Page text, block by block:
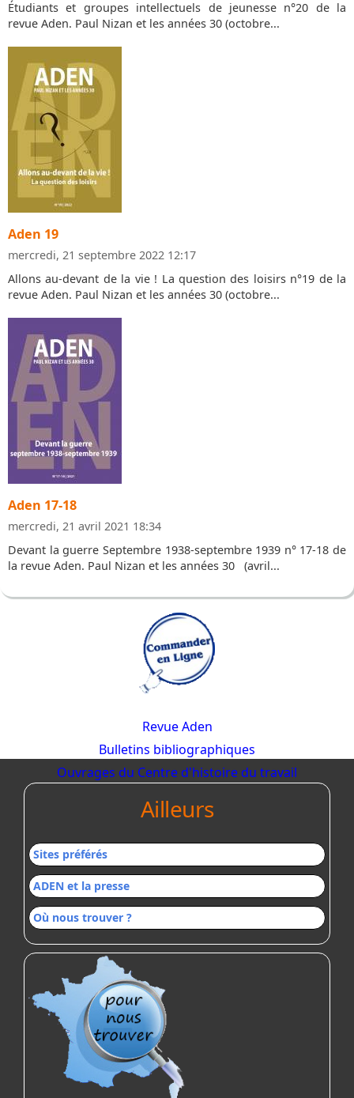
Étudiants et groupes intellectuels de jeunesse n°20 de la
revue Aden. Paul Nizan et les années 30 (octobre...
Aden 19
mercredi, 21 septembre 2022 12:17
Allons au-devant de la vie ! La question des loisirs n°19 de la
revue Aden. Paul Nizan et les années 30 (octobre...
Aden 17-18
mercredi, 21 avril 2021 18:34
Devant la guerre Septembre 1938-septembre 1939 n° 17-18 de
la revue Aden. Paul Nizan et les années 30 (avril...
Revue Aden
Bulletins bibliographiques
Ouvrages du Centre d'histoire du travail
Ailleurs
Sites préférés
ADEN et la presse
Où nous trouver ?